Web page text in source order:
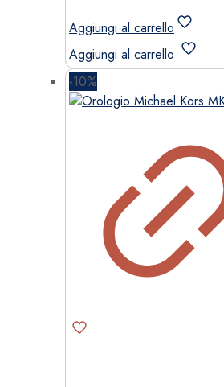
originale
era:
279,00 €.
attuale
è:
237,15 €.
Aggiungi al carrello
Aggiungi al carrello
-10%